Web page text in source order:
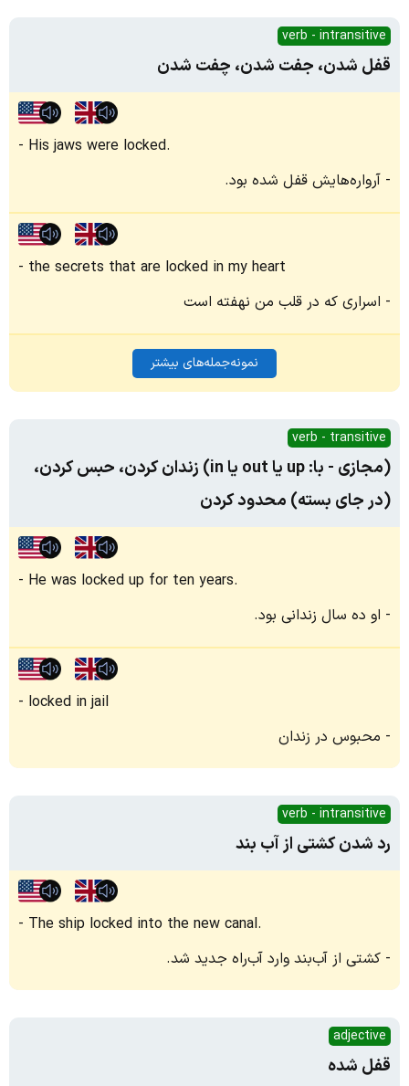
verb - intransitive
قفل شدن، جفت شدن، چفت شدن
His jaws were locked.
آرواره‌هایش قفل شده بود.
the secrets that are locked in my heart
اسراری که در قلب من نهفته است
نمونه‌جمله‌های بیشتر
verb - transitive
(مجازی - با: up یا out یا in) زندان کردن، حبس کردن،
(در جای بسته) محدود کردن
He was locked up for ten years.
او ده سال زندانی بود.
locked in jail
محبوس در زندان
verb - intransitive
رد شدن کشتی از آب بند
The ship locked into the new canal.
کشتی از آب‌بند وارد آب‌راه جدید شد.
adjective
قفل شده